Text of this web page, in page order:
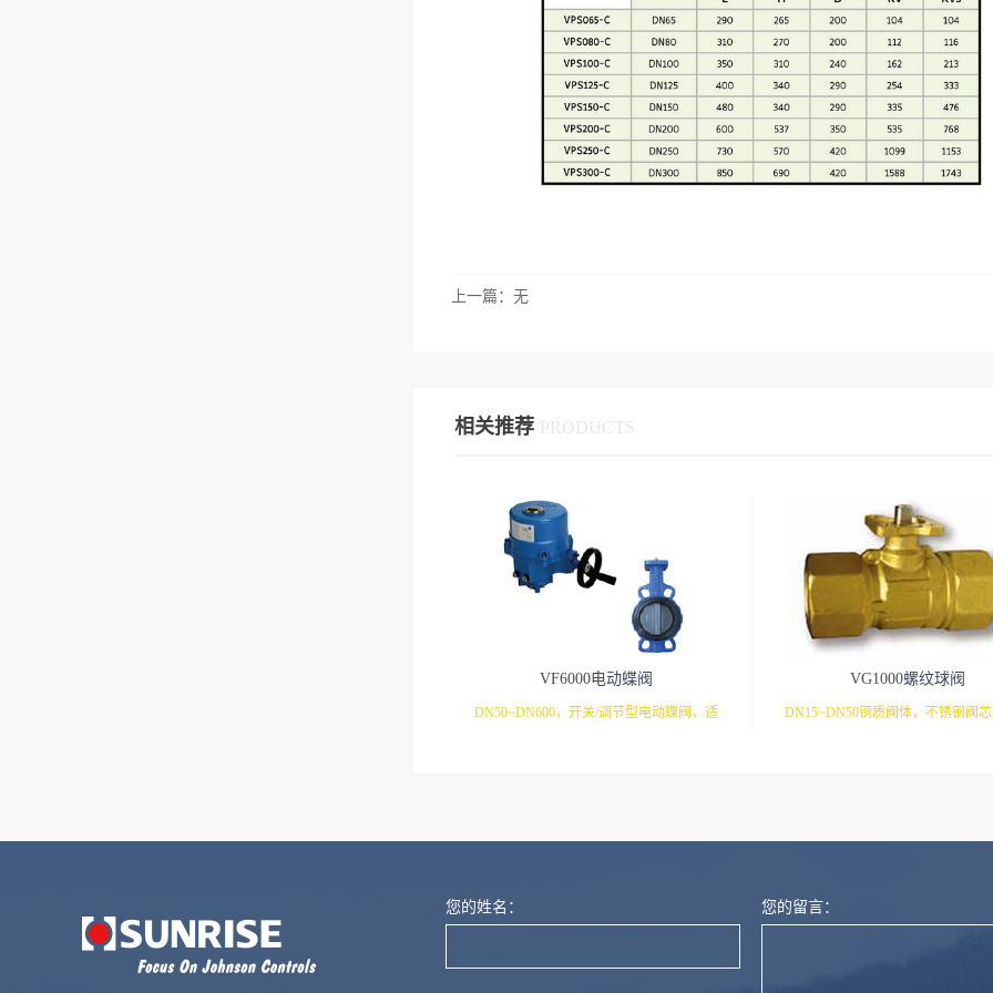
上一篇：无
相关推荐 PRODUCTS
VF6000电动蝶阀
DN50~DN600，开关/调节型电动蝶阀，适
VG1000螺纹球阀
DN15~DN50铜质阀体，不锈钢阀
列 开关/调节型执行器VA9208系列
您的姓名： 您的留言：